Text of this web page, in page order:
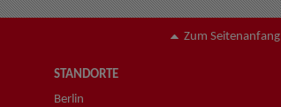
Zum Seitenanfang
STANDORTE
Berlin